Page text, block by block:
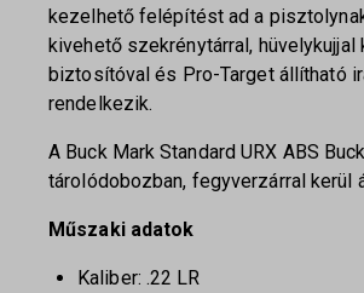
kezelhető felépítést ad a
kivehető szekrénytárral, hüvelykujjal
biztosítóval és Pro-Target állítható
rendelkezik.
A Buck Mark Standard URX ABS
tárolódobozban, fegyverzárral kerül
Műszaki adatok
Kaliber: .22 LR